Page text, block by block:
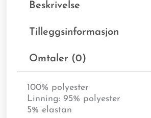
Beskrivelse
Tilleggsinformasjon
Omtaler (0)
100% polyester
Linning: 95% polyester
5% elastan